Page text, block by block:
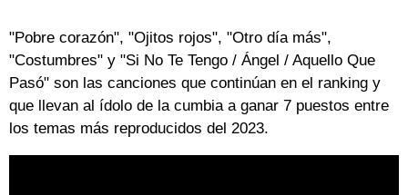
"Pobre corazón", "Ojitos rojos", "Otro día más",
"Costumbres" y "Si No Te Tengo / Ángel / Aquello Que
Pasó" son las canciones que continúan en el ranking y
que llevan al ídolo de la cumbia a ganar 7 puestos entre
los temas más reproducidos del 2023.